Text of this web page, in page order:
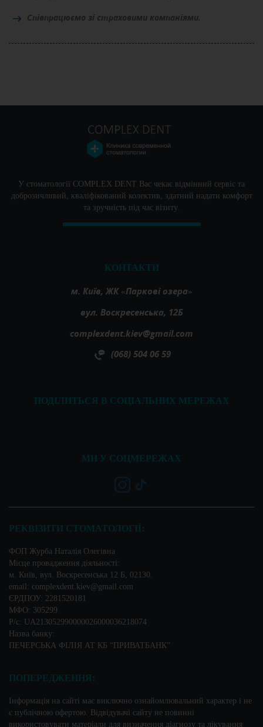
Співпрацюємо зі страховими компаніями.
У стоматології COMPLEX DENT Вас чекає відмінний сервіс та
доброзичливий, кваліфікований колектив, здатний надати комфорт
та зручність під час візиту.
КОНТАКТИ
м. Київ, ЖК «Паркові озера»
вул. Воскресенська, 12Б
complexdent.kiev@gmail.com
(068) 504 06 59
ПОДІЛИТЬСЯ В СОЦІАЛЬНИХ МЕРЕЖАХ
МИ У СОЦМЕРЕЖАХ
РЕКВІЗИТИ СТОМАТОЛОГІЇ:
ФОП Журба Наталія Олегівна
Місце провадження діяльності:
м. Київ, вул. Воскресенська 12 Б, 02130.
email: complexdent.kiev@gmail.com
ЄРДПОУ: 2281520181
МФО: 305299
Р/c: UA213052990000026000036218074
Назва банку:
ПЕЧЕРСЬКА ФІЛІЯ АТ КБ “ПРИВАТБАНК”
ПОПЕРЕДЖЕННЯ:
Інформація на сайті має виключно ознайомлювальний характер і не
є публічною офертою. Відвідувачі сайту не повинні
використовувати матеріали для визначення діагнозу та лікування